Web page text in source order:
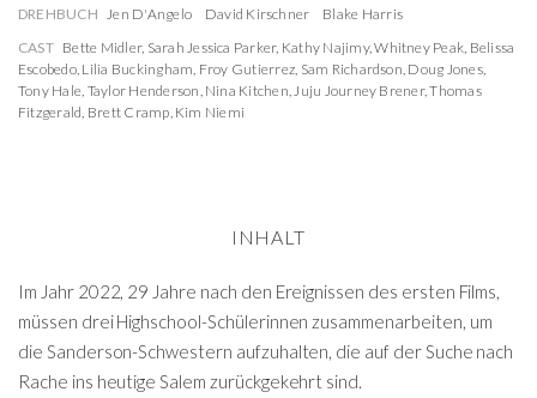
DREHBUCH Jen D'Angelo David Kirschner
Blake Harris
CAST Bette Midler, Sarah Jessica Parker, Kathy Najimy,Whitney Peak, Belissa
Escobedo, Lilia Buckingham, Froy Gutierrez, Sam Richardson, Doug Jones,
Tony Hale, Taylor Henderson, Nina Kitchen,Juju Journey Brener,Thomas
Fitzgerald, Brett Cramp, Kim Niemi
INHALT
Im Jahr 2022, 29 Jahre nach den Ereignissen des ersten Films,
müssen drei Highschool-Schülerinnen zusammenarbeiten, um
die Sanderson-Schwestern aufzuhalten, die auf der Suche nach
Rache ins heutige Salem zurückgekehrt sind.